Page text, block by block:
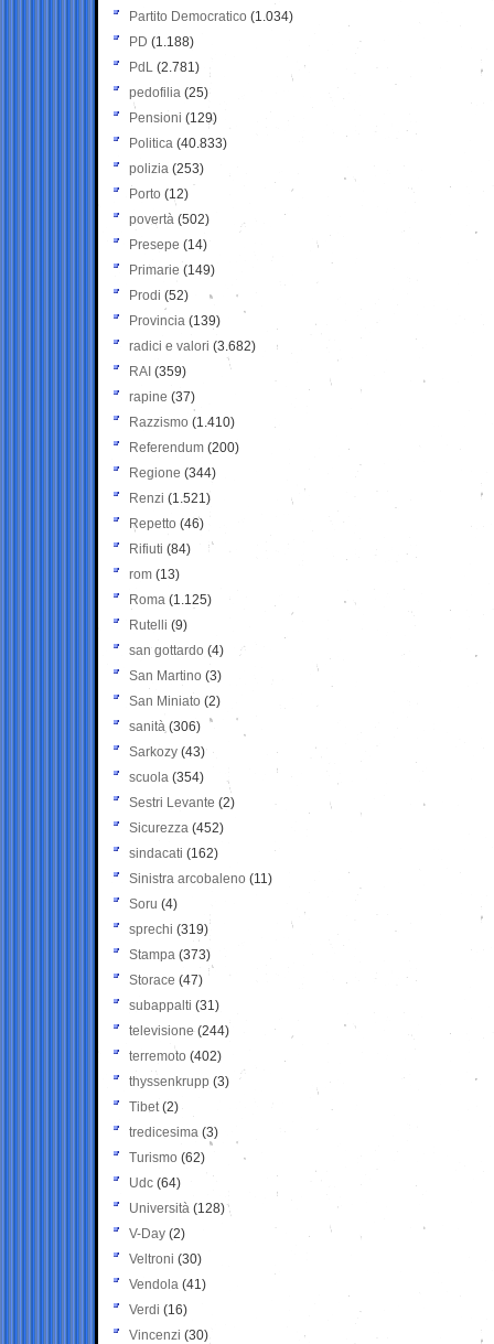
Partito Democratico (1.034)
PD (1.188)
PdL (2.781)
pedofilia (25)
Pensioni (129)
Politica (40.833)
polizia (253)
Porto (12)
povertà (502)
Presepe (14)
Primarie (149)
Prodi (52)
Provincia (139)
radici e valori (3.682)
RAI (359)
rapine (37)
Razzismo (1.410)
Referendum (200)
Regione (344)
Renzi (1.521)
Repetto (46)
Rifiuti (84)
rom (13)
Roma (1.125)
Rutelli (9)
san gottardo (4)
San Martino (3)
San Miniato (2)
sanità (306)
Sarkozy (43)
scuola (354)
Sestri Levante (2)
Sicurezza (452)
sindacati (162)
Sinistra arcobaleno (11)
Soru (4)
sprechi (319)
Stampa (373)
Storace (47)
subappalti (31)
televisione(244)
terremoto (402)
thyssenkrupp (3)
Tibet(2)
tredicesima (3)
Turismo (62)
Udc (64)
Università (128)
V-Day (2)
Veltroni (30)
Vendola (41)
Verdi (16)
Vincenzi (30)